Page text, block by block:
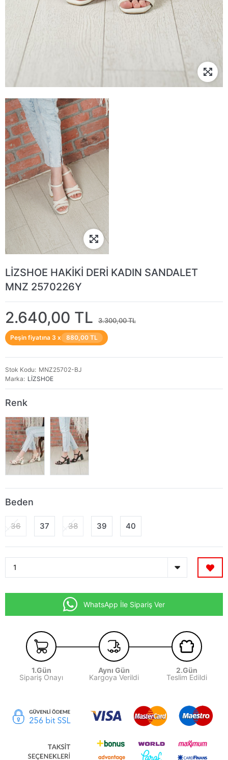
LİZSHOE HAKİKİ DERİ KADIN SANDALET
MNZ 2570226Y
2.640,00 TL 3.300,00 TL
Peşin fiyatına 3 x 880,00 TL
Stok Kodu
MNZ25702-BJ
Marka
LİZSHOE
Renk
Beden
36 37 38 39 40
WhatsApp İle Sipariş Ver
1.Gün
Sipariş Onayı
Aynı Gün
Kargoya Verildi
2.Gün
Teslim Edildi